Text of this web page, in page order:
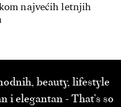
najvećih letnjih
beauty, lifestyle
i elegantan - That’s so